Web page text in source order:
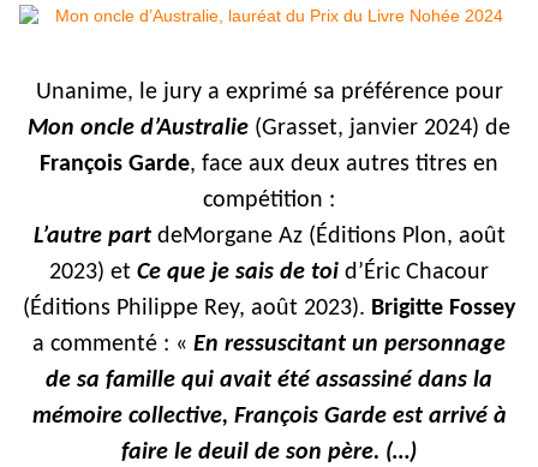
Unanime, le jury a exprimé sa préférence pour
Mon oncle d’Australie (Grasset, janvier 2024) de
François Garde, face aux deux autres titres en
compétition :
L’autre part deMorgane Az (Éditions Plon, août
2023) et Ce que je sais de toi d’Éric Chacour
(Éditions Philippe Rey, août 2023). Brigitte Fossey
a commenté : « En ressuscitant un personnage
de sa famille qui avait été assassiné dans la
mémoire collective, François Garde est arrivé à
faire le deuil de son père. (…)